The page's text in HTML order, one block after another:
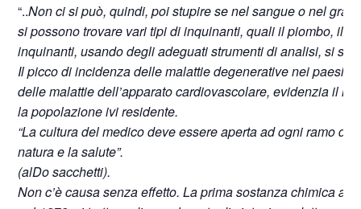
“..Non ci si può, quindi, poi stupire se nel sangue o nel
si possono trovare vari tipi di inquinanti, quali il piombo, il
inquinanti, usando degli adeguati strumenti di analisi, si
Il picco di incidenza delle malattie degenerative nei paesi
delle malattie dell’apparato cardiovascolare, evidenzia il
la popolazione ivi residente.
“La cultura del medico deve essere aperta ad ogni ramo
natura e la salute”.
(alDo sacchetti).
Non c’è causa senza effetto. La prima sostanza chimica